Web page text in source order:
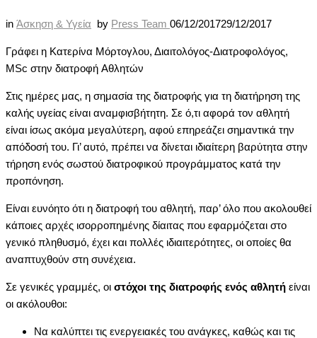
in Άσκηση & Υγεία by Press Team 06/12/201729/12/2017
Γράφει η Kατερίνα Mόρτογλου, Διαιτολόγος-Διατροφολόγος,
MSc στην διατροφή Aθλητών
Στις ημέρες μας, η σημασία της διατροφής για τη διατήρηση της
καλής υγείας είναι αναμφισβήτητη. Σε ό,τι αφορά τον αθλητή
είναι ίσως ακόμα μεγαλύτερη, αφού επηρεάζει σημαντικά την
απόδοσή του. Γι’ αυτό, πρέπει να δίνεται ιδιαίτερη βαρύτητα στην
τήρηση ενός σωστού διατροφικού προγράμματος κατά την
προπόνηση.
Είναι ευνόητο ότι η διατροφή του αθλητή, παρ’ όλο που ακολουθεί
κάποιες αρχές ισορροπημένης δίαιτας που εφαρμόζεται στο
γενικό πληθυσμό, έχει και πολλές ιδιαιτερότητες, οι οποίες θα
αναπτυχθούν στη συνέχεια.
Σε γενικές γραμμές, οι στόχοι της διατροφής ενός αθλητή είναι
οι ακόλουθοι:
Nα καλύπτει τις ενεργειακές του ανάγκες, καθώς και τις